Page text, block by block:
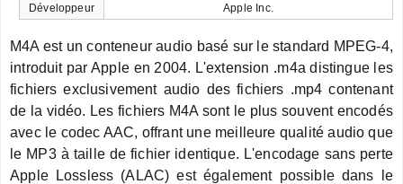
Développeur
Apple Inc.
M4A est un conteneur audio basé sur le standard MPEG-4,
introduit par Apple en 2004. L'extension .m4a distingue les
fichiers exclusivement audio des fichiers .mp4 contenant
de la vidéo. Les fichiers M4A sont le plus souvent encodés
avec le codec AAC, offrant une meilleure qualité audio que
le MP3 à taille de fichier identique. L'encodage sans perte
Apple Lossless (ALAC) est également possible dans le